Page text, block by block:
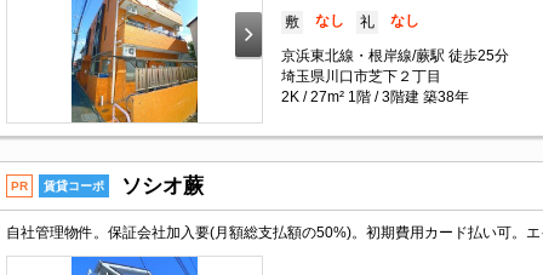
敷 なし 礼 なし
京浜東北線・根岸線/蕨駅 徒歩25分
埼玉県川口市芝下２丁目
2K / 27m² 1階 / 3階建 築38年
PR 賃貸コーポ ソシオ蕨